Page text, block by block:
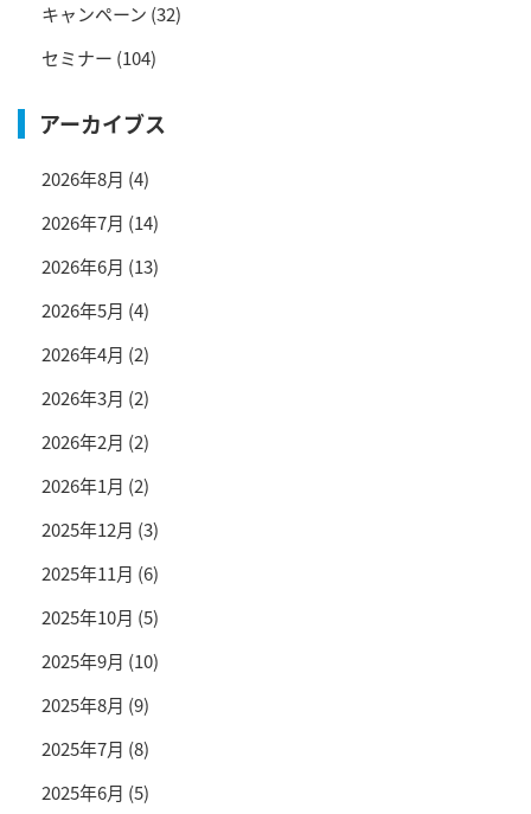
キャンペーン (32)
セミナー (104)
アーカイブス
2026年8月 (4)
2026年7月 (14)
2026年6月 (13)
2026年5月 (4)
2026年4月 (2)
2026年3月 (2)
2026年2月 (2)
2026年1月 (2)
2025年12月 (3)
2025年11月 (6)
2025年10月 (5)
2025年9月 (10)
2025年8月 (9)
2025年7月 (8)
2025年6月 (5)